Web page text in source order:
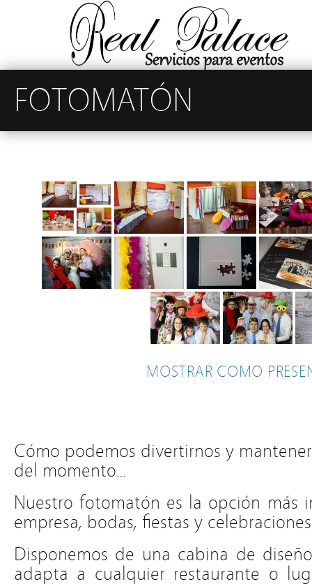
FOTOMATÓN
MOSTRAR COMO
Cómo podemos divertirnos y
del momento…
Nuestro fotomatón es la opción más
empresa, bodas, fiestas y
Disponemos de una cabina de
adapta a cualquier restaurante o